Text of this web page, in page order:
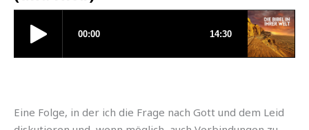
Eine Folge, in der ich die Frage nach Gott und dem Leid